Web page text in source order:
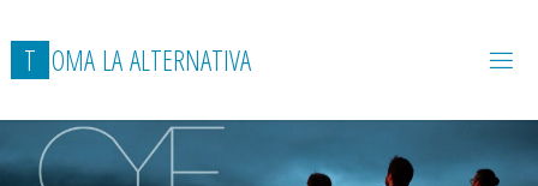
T OMA LAALTERNATIVA